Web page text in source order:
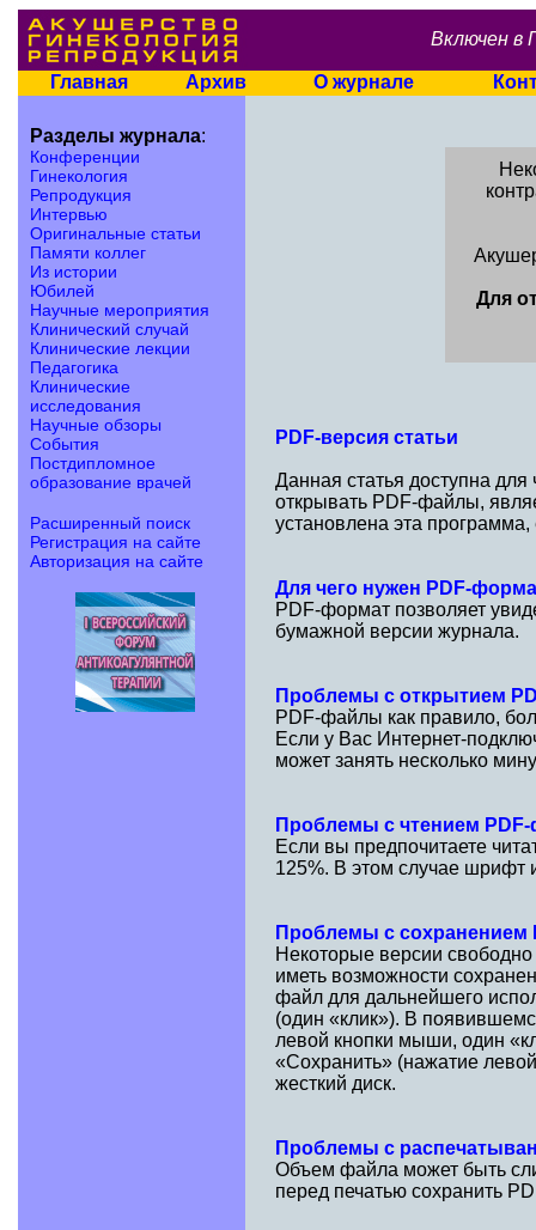
Включен в
Главная Архив О журнале
Разделы журнала:
Конференции
Гинекология
Репродукция
Интервью
Оригинальные статьи
Памяти коллег
Из истории
Юбилей
Научные мероприятия
Клинический случай
Клинические лекции
Педагогика
Клинические
исследования
Научные обзоры
События
Постдипломное
образование врачей
Расширенный поиск
Регистрация на сайте
Авторизация на сайте
Для
PDF-версия статьи
Данная статья доступна
открывать PDF-файлы,
установлена эта
Для чего нужен PDF-
PDF-формат позволяет
бумажной версии журнала.
Проблемы с открытием
PDF-файлы как правило,
Если у Вас Интернет-
может занять несколько
Проблемы с чтением
Если вы предпочитаете
125%. В этом случае шрифт
Проблемы с сохранением
Некоторые версии
иметь возможности
файл для дальнейшего
(один «клик»). В
левой кнопки мыши, один
«Сохранить» (нажатие
жесткий диск.
Проблемы с
Объем файла может быть
перед печатью сохранить